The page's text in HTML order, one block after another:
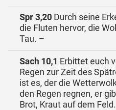
Spr 3,20 Durch seine
die Fluten hervor, die
Tau. –
Sach 10,1 Erbittet euch
Regen zur Zeit des
ist es, der die
den Regen regnen, er
Brot, Kraut auf dem Feld.